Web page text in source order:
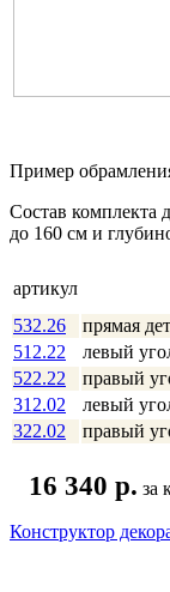
Пример
Состав комплекта
до 160 см и
артикул
532.26
прямая
512.22
левый
522.22
правый
312.02
левый
322.02
правый
16 340 p. за
Конструктор